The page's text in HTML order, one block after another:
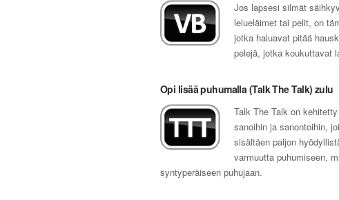
Jos lapsesi silmät
lelueläimet tai pelit, on
jotka haluavat pitää
pelejä, jotka koukuttavat
Opi lisää puhumalla (Talk The Talk) zulu
Talk The Talk on
sanoihin ja sanontoihin,
sisältäen paljon
varmuutta puhumiseen,
syntyperäiseen puhujaan.